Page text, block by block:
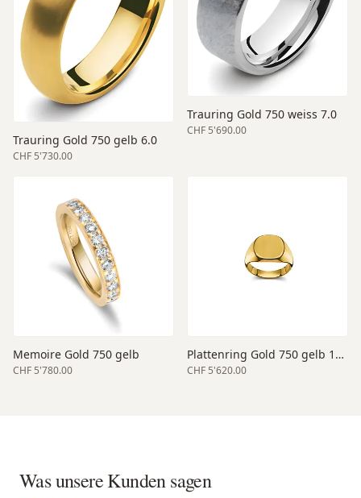
Trauring Gold 750 gelb 6.0
CHF 5'730.00
Trauring Gold 750 weiss 7.0
CHF 5'690.00
Memoire Gold 750 gelb
CHF 5'780.00
Plattenring Gold 750 gelb 14 x 14 mm
CHF 5'620.00
Was unsere Kunden sagen